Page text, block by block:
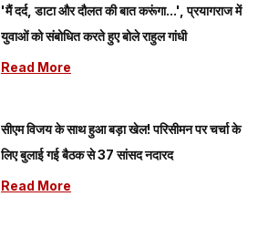
'मैं दर्द, डाटा और दौलत की बात करूंगा...', प्रयागराज में
युवाओं को संबोधित करते हुए बोले राहुल गांधी
Read More
सीएम विजय के साथ हुआ बड़ा खेल! परिसीमन पर चर्चा के
लिए बुलाई गई बैठक से 37 सांसद नदारद
Read More